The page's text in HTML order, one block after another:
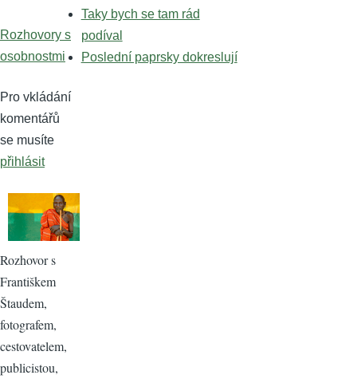
Rozhovory s
osobnostmi
Pro vkládání
komentářů
se musíte
přihlásit
Rozhovor s
Františkem
Štaudem,
fotografem,
cestovatelem,
publicistou,
Taky bych se tam rád
podíval
Poslední paprsky dokreslují